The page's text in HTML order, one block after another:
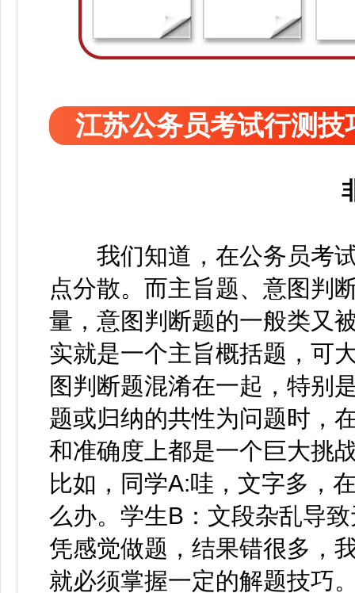
江苏公务员考试行测技
我们知道，在公务员考试
点分散。而主旨题、意图判
量，意图判断题的一般类又
实就是一个主旨概括题，可
图判断题混淆在一起，特别
题或归纳的共性为问题时，
和准确度上都是一个巨大挑
比如，同学A:哇，文字多，
么办。学生B：文段杂乱导
凭感觉做题，结果错很多，
就必须掌握一定的解题技巧